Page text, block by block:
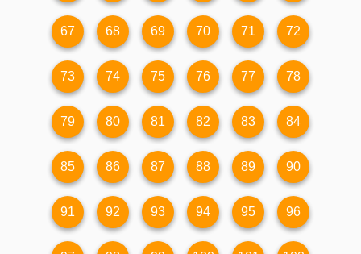
67 68 69 70 71 72
73 74 75 76 77 78
79 80 81 82 83 84
85 86 87 88 89 90
91 92 93 94 95 96